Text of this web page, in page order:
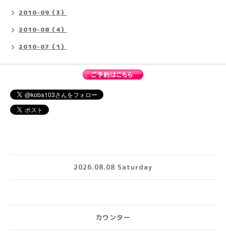
2010-09（3）
2010-08（4）
2010-07（1）
2026.08.08 Saturday
カウンター